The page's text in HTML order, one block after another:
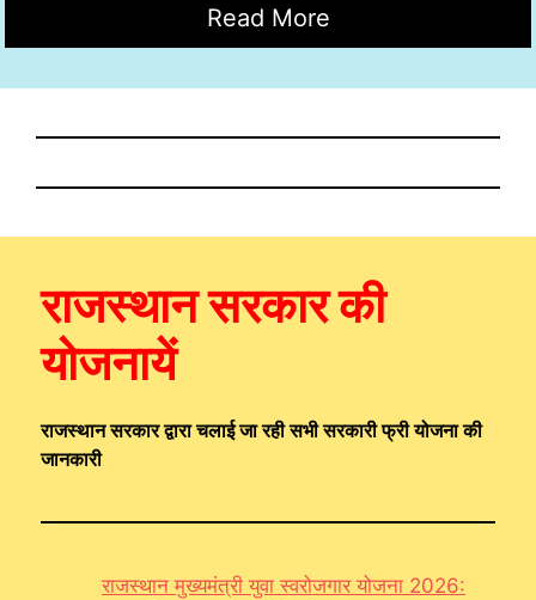
Read More
राजस्थान सरकार की
योजनायें
राजस्थान सरकार द्वारा चलाई जा रही सभी सरकारी फ्री योजना की
जानकारी
राजस्थान मुख्यमंत्री युवा स्वरोजगार योजना 2026: